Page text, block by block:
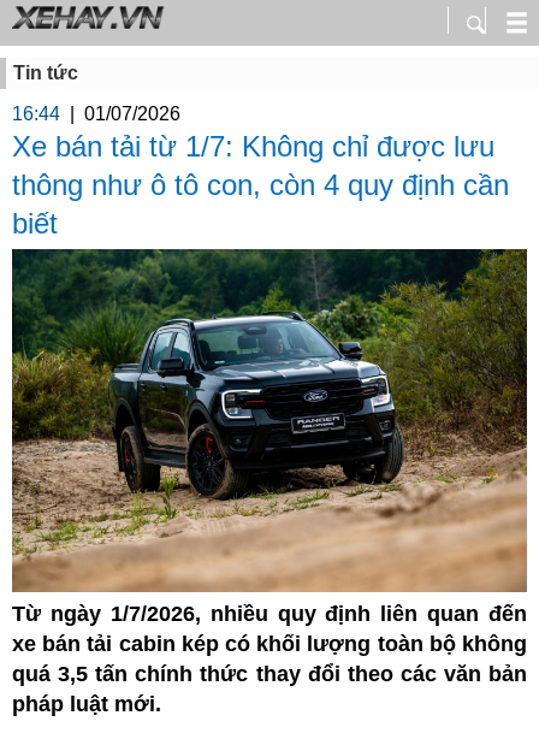
Tin tức
16:44
01/07/2026
Xe bán tải từ 1/7: Không chỉ được lưu
thông như ô tô con, còn 4 quy định cần
biết
Từ ngày 1/7/2026, nhiều quy định liên quan đến
xe bán tải cabin kép có khối lượng toàn bộ không
quá 3,5 tấn chính thức thay đổi theo các văn bản
pháp luật mới.